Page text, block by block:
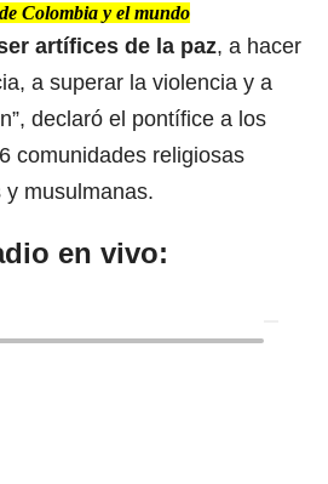
Colombia y el mundo
artífices de la paz, a hacer
a superar la violencia y a
declaró el pontífice a los
comunidades religiosas
musulmanas.
en vivo: